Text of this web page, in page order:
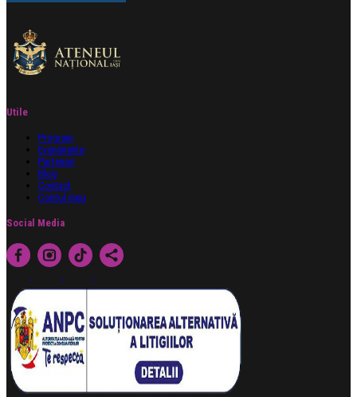
Utile
Program
Evenimente
Parteneri
Blog
Contact
Contul meu
Social Media